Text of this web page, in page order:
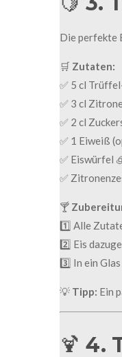
Die perfekte
🛒 Zutaten:
✅ 5 cl
✅ 3 cl
✅ 2 cl
✅ 1 Eiweiß
✅ Eiswürfel
✅
🍸
1️⃣ Alle
2️⃣ Eis
3️⃣ In ein
💡 Tipp: Ein
🍹 4.